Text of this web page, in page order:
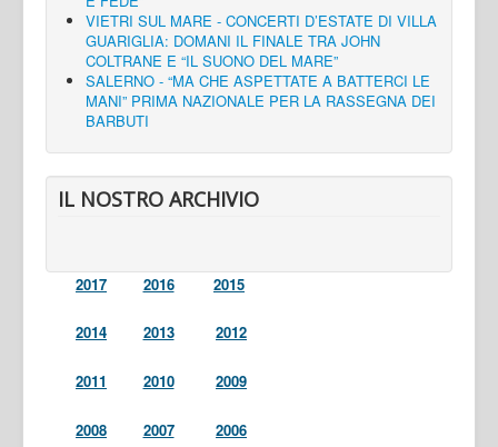
VIETRI SUL MARE - CONCERTI D’ESTATE DI VILLA
GUARIGLIA: DOMANI IL FINALE TRA JOHN
COLTRANE E “IL SUONO DEL MARE”
SALERNO - “MA CHE ASPETTATE A BATTERCI LE
MANI” PRIMA NAZIONALE PER LA RASSEGNA DEI
BARBUTI
IL NOSTRO ARCHIVIO
2017 2016 2015
2014 2013 2012
2011 2010 2009
2008 2007 2006